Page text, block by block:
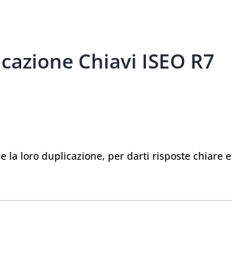
Chiavi ISEO R7
la loro duplicazione, per darti risposte chiare e